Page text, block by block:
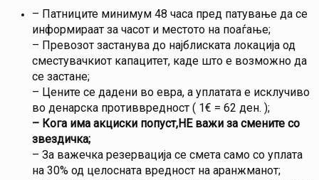
– Патниците минимум 48 часа пред патување да се
информираат за часот и местото на поаѓање;
– Превозот застанува до најблиската локација од
сместувачкиот капацитет, каде што е возможно да
се застане;
– Цените се дадени во евра, а уплатата е исклучиво
во денарска противвредност ( 1€ = 62 ден. );
– Кога има акциски попуст,НЕ важи за смените со
звездичка;
– За важечка резервација се смета само со уплата
на 30% од целосната вредност на аранжманот;